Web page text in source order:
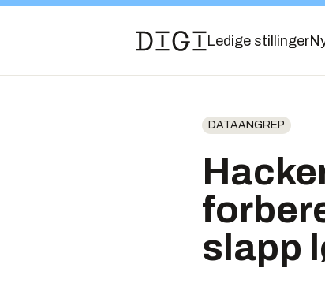
Ledige stillinger
DATAANGREP
slapp